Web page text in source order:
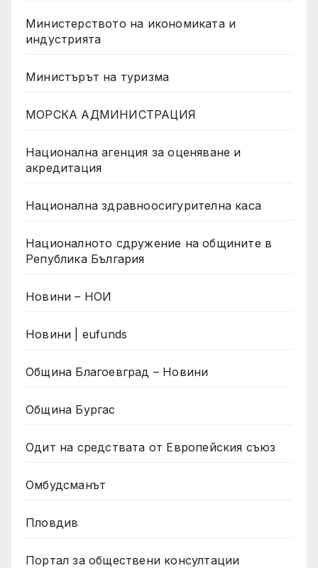
Министерството на икономиката и
индустрията
Министърът на туризма
МОРСКА АДМИНИСТРАЦИЯ
Национална агенция за оценяване и
акредитация
Национална здравноосигурителна каса
Националното сдружение на общините в
Република България
Новини – НОИ
Новини | eufunds
Община Благоевград – Новини
Община Бургас
Одит на средствата от Европейския съюз
Омбудсманът
Пловдив
Портал за обществени консултации